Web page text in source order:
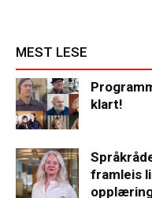
MEST LESE
klart!
framleis